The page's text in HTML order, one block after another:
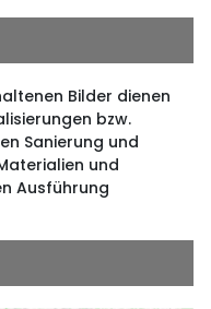
Bilder dienen
bzw.
Sanierung und
und
Ausführung